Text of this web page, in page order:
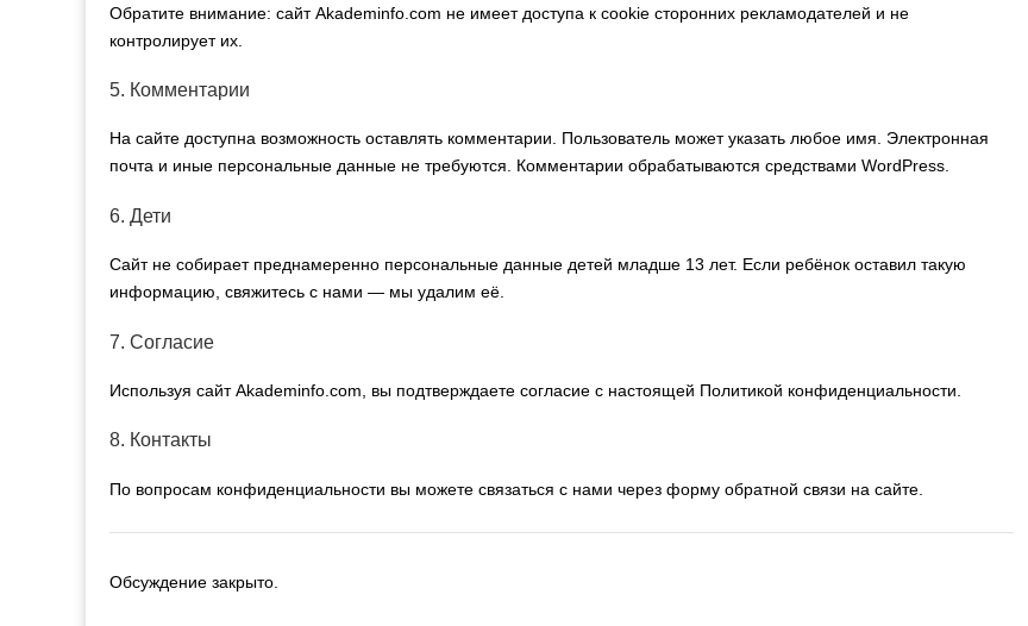
Обратите внимание: сайт Akademinfo.com не имеет доступа к cookie сторонних рекламодателей и не
контролирует их.
5. Комментарии
На сайте доступна возможность оставлять комментарии. Пользователь может указать любое имя. Электронная
почта и иные персональные данные не требуются. Комментарии обрабатываются средствами WordPress.
6. Дети
Сайт не собирает преднамеренно персональные данные детей младше 13 лет. Если ребёнок оставил такую
информацию, свяжитесь с нами — мы удалим её.
7. Согласие
Используя сайт Akademinfo.com, вы подтверждаете согласие с настоящей Политикой конфиденциальности.
8. Контакты
По вопросам конфиденциальности вы можете связаться с нами через форму обратной связи на сайте.
Обсуждение закрыто.